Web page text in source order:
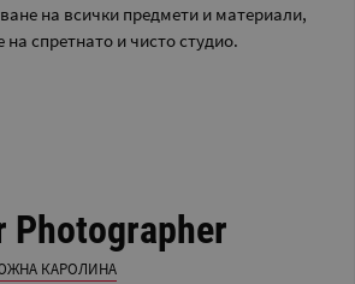
на всички предмети и материали,
спретнато и чисто студио.
Photographer
КАРОЛИНА